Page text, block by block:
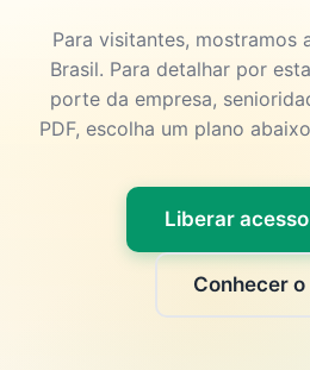
Para visitantes, mostramos
Brasil. Para detalhar por
porte da empresa,
PDF, escolha um plano
Liberar
Conhecer o